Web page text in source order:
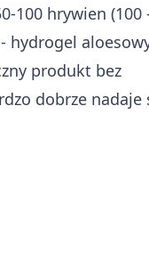
100 hrywien (100
hydrogel
produkt bez
dobrze nadaje